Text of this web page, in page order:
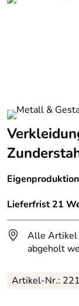
Lieferfrist 21
Alle Artikel
abgeholt
Artikel-Nr.: